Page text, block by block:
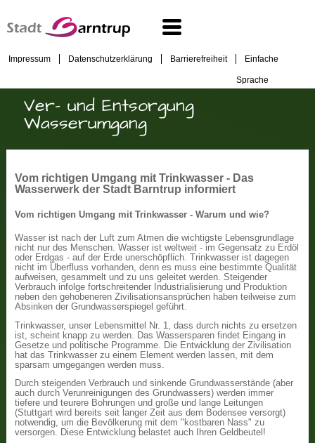
Impressum Datenschutzerklärung Barrierefreiheit Einfache
Sprache
Ver- und Entsorgung
Wasserumgang
Vom richtigen Umgang mit Trinkwasser - Das
Wasserwerk der Stadt Barntrup informiert
Vom richtigen Umgang mit Trinkwasser - Warum und wie?
Wasser ist nach der Luft zum Atmen die wichtigste Lebensgrundlage
nicht nur des Menschen. Wasser ist weltweit - im Gegensatz zu Erdöl
oder Erdgas - auf der Erde unerschöpflich. Trinkwasser ist dagegen
nicht im Überfluss vorhanden, denn es muss eine bestimmte Qualität
aufweisen, gesammelt und zu uns geleitet werden. Steigender
Verbrauch infolge fortschreitender Industrialisierung und Produktion
neben den gehobeneren Zivilisationsansprüchen haben teilweise zum
Absinken der Grundwasserspiegel geführt.
Trinkwasser, unser Lebensmittel Nr. 1, dass durch nichts zu ersetzen
ist, scheint knapp zu werden. Das Wassersparen findet Eingang in
Gesetze und politische Programme. Die Entwicklung der Zivilisation
hat das Trinkwasser zu einem Element werden lassen, mit dem
sparsam umgegangen werden muss.
Durch steigenden Verbrauch und sinkende Grundwasserstände (aber
auch durch Verunreinigungen des Grundwassers) werden immer
tiefere und teurere Bohrungen und große und lange Leitungen
(Stuttgart wird bereits seit langer Zeit aus dem Bodensee versorgt)
notwendig, um die Bevölkerung mit dem "kostbaren Nass" zu
versorgen. Diese Entwicklung belastet auch Ihren Geldbeutel!